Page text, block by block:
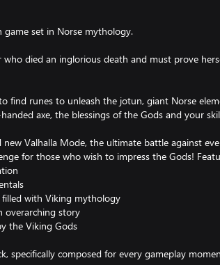
set in Norse mythology.
died an inglorious death and must prove
find runes to unleash the jotun, giant Norse
axe, the blessings of the Gods and your
Valhalla Mode, the ultimate battle against
for those who wish to impress the Gods!
filled with Viking mythology
overarching story
the Viking Gods
specifically composed for every gameplay